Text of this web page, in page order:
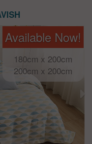
Available Now!
180cm x 200cm
200cm x 200cm